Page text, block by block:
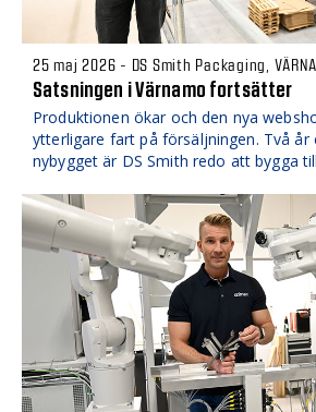
25 maj 2026 - DS Smith Packaging,
Satsningen i Värnamo fortsätter
Produktionen ökar och den nya
ytterligare fart på försäljningen. Två år
nybygget är DS Smith redo att bygga